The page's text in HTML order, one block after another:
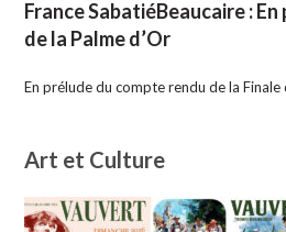
France SabatiéBeaucaire :
de la Palme d’Or
En prélude du compte rendu de la Finale
Art et Culture